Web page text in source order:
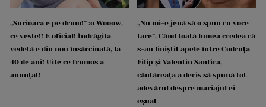
„Surioara e pe drum!” :o Wooow,
ce veste!! E oficial! Îndrăgita
vedetă e din nou însărcinată, la
40 de ani! Uite ce frumos a
anunțat!
„Nu mi-e jenă să o spun cu voce
tare”. Când toată lumea credea că
s-au liniștit apele între Codruța
Filip și Valentin Sanfira,
cântăreața a decis să spună tot
adevărul despre mariajul ei
eșuat